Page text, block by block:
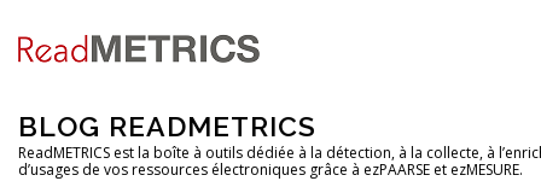
contenu
BLOG READMETRICS
ReadMETRICS est la boîte à outils dédiée à la détection, à la collecte, à
d’usages de vos ressources électroniques grâce à ezPAARSE et ezMESURE.